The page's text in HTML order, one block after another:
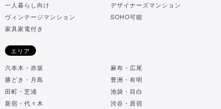
一人暮らし向け
デザイナーズマンション
ヴィンテージマンション
SOHO可能
家具家電付き
エリア
六本木・赤坂
麻布・広尾
勝どき・月島
豊洲・有明
田町・芝浦
池袋・目白
新宿・代々木
渋谷・原宿